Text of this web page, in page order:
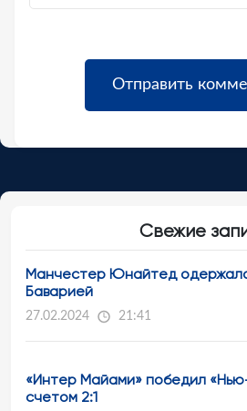
Свежие
Манчестер Юнайтед
Баварией
27.02.2024 21:41
«Интер Майами» победил
счетом 2:1